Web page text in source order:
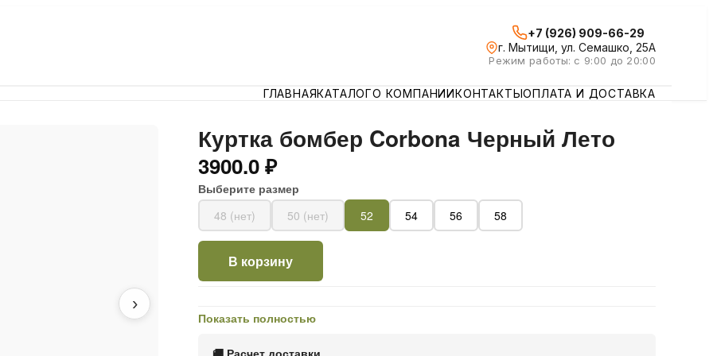
+7 (926) 909-66-29
г. Мытищи, ул. Семашко, 25А
Режим работы: с 9:00 до 20:00
ГЛАВНАЯКАТАЛОГО КОМПАНИИКОНТАКТЫОПЛАТА И ДОСТАВКА
›
Куртка бомбер Corbona Черный Лето
3900.0 ₽
Выберите размер
48 (нет)
50 (нет) 52 54 56 58
В корзину
Показать полностью